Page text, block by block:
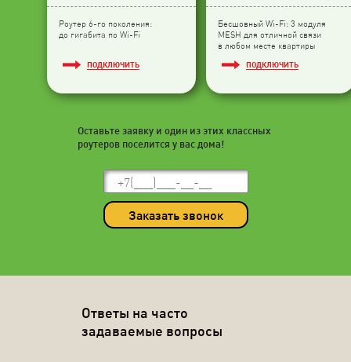
Роутер 6-го поколения:
до гигабита по Wi-Fi
ПОДКЛЮЧИТЬ
Бесшовный Wi-Fi: 3 модуля
МESH для отличной связи
в любом месте квартиры
ПОДКЛЮЧИТЬ
Оставьте заявку и один из этих классных
роутеров поселится у вас дома!
Заказать звонок
Ответы на часто
задаваемые вопросы